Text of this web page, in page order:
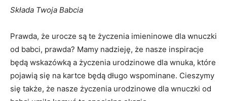
Składa Twoja Babcia
Prawda, że urocze są te życzenia imieninowe dla wnuczki
od babci, prawda? Mamy nadzieję, że nasze inspiracje
będą wskazówką a życzenia urodzinowe dla wnuka, które
pojawią się na kartce będą długo wspominane. Cieszymy
się także, że nasze życzenia urodzinowe dla wnuczki od